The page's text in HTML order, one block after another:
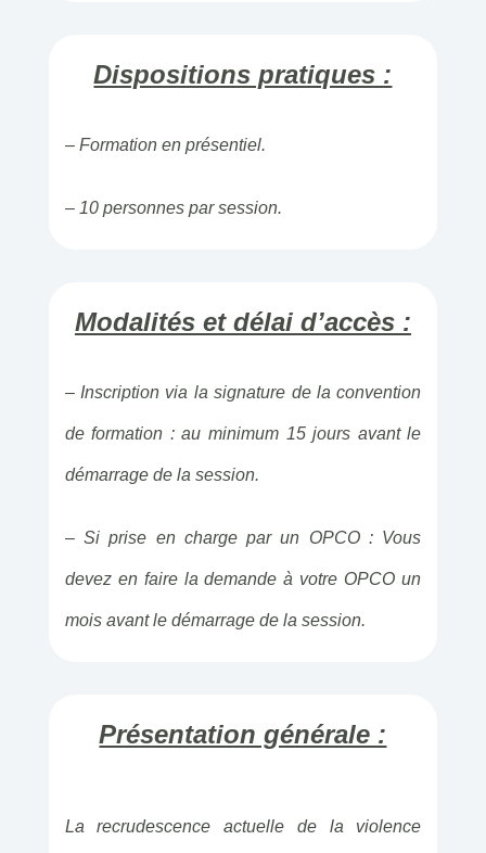
Dispositions pratiques :
– Formation en présentiel.
– 10 personnes par session.
Modalités et délai d’accès :
– Inscription via la signature de la convention
de formation : au minimum 15 jours avant le
démarrage de la session.
– Si prise en charge par un OPCO : Vous
devez en faire la demande à votre OPCO un
mois avant le démarrage de la session.
Présentation générale :
La recrudescence actuelle de la violence